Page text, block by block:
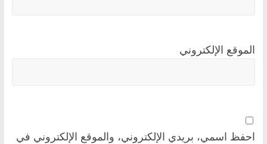
الموقع الإلكتروني
احفظ اسمي، بريدي الإلكتروني، والموقع الإلكتروني في